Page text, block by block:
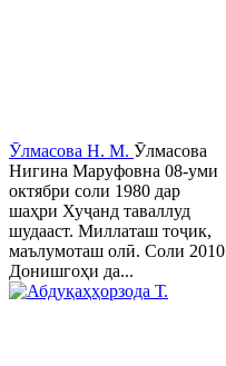
Ӯлмасова Н. М. Ӯлмасова
Нигина Маруфовна 08-уми
октябри соли 1980 дар
шаҳри Хуҷанд таваллуд
шудааст. Миллаташ тоҷик,
маълумоташ олӣ. Соли 2010
Донишгоҳи да...